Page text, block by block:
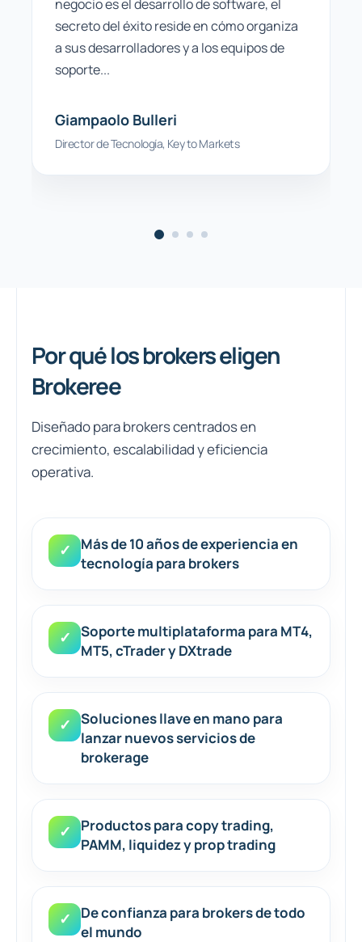
negocio es el desarrollo de software, el
secreto del éxito reside en cómo organiza
a sus desarrolladores y a los equipos de
soporte...
Giampaolo Bulleri
Director de Tecnología, Key to Markets
Por qué los brokers eligen
Brokeree
Diseñado para brokers centrados en
crecimiento, escalabilidad y eficiencia
operativa.
✓ Más de 10 años de experiencia en
tecnología para brokers
✓ Soporte multiplataforma para MT4,
MT5, cTrader y DXtrade
✓ Soluciones llave en mano para
lanzar nuevos servicios de
brokerage
✓ Productos para copy trading,
PAMM, liquidez y prop trading
✓ De confianza para brokers de todo
el mundo